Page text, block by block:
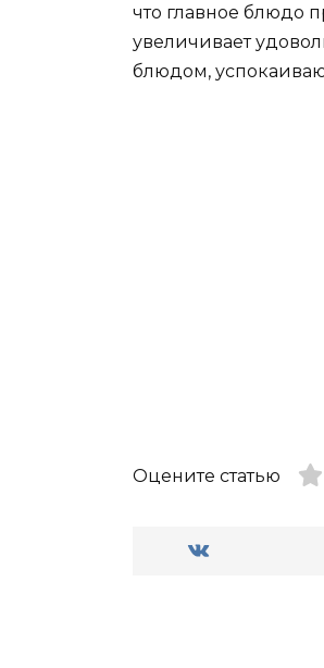
что главное блюдо
увеличивает
блюдом,
Оцените статью